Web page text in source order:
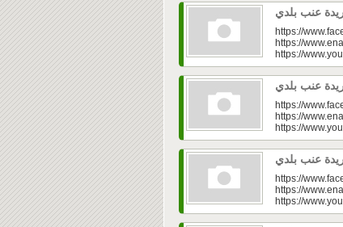
https://
https://
https://
https://
https://
https://
https://
https://
https://